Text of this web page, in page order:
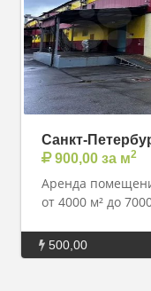
Санкт-
900,00 за м2
Аренда
от 4000 м² до
500,00